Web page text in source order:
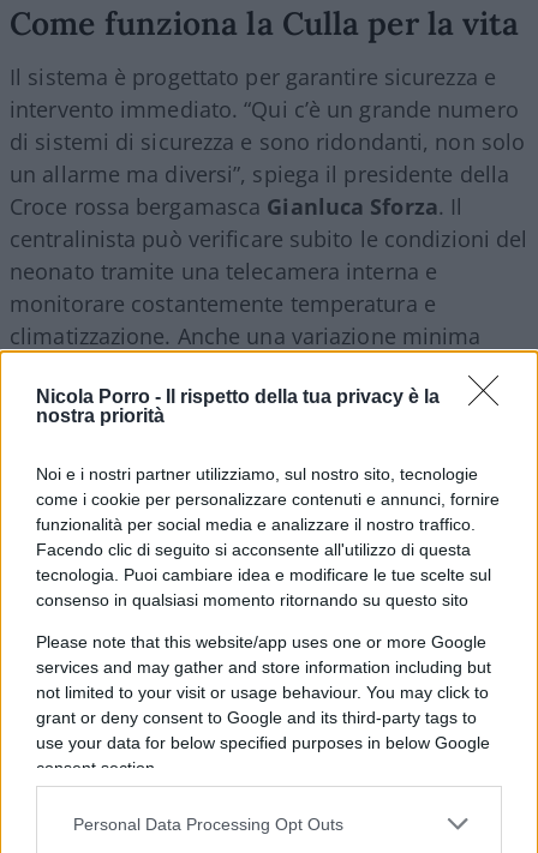
Nicola Porro -
Il rispetto della tua privacy è la
nostra priorità
Noi e i nostri partner utilizziamo, sul nostro sito, tecnologie
come i cookie per personalizzare contenuti e annunci, fornire
funzionalità per social media e analizzare il nostro traffico.
Facendo clic di seguito si acconsente all'utilizzo di questa
tecnologia. Puoi cambiare idea e modificare le tue scelte sul
consenso in qualsiasi momento ritornando su questo sito
Please note that this website/app uses one or more Google
services and may gather and store information including but
not limited to your visit or usage behaviour. You may click to
grant or deny consent to Google and its third-party tags to
use your data for below specified purposes in below Google
consent section.
Personal Data Processing Opt Outs
Come funziona la Culla per la vita
Il sistema è progettato per garantire sicurezza e
intervento immediato. “Qui c’è un grande numero
di sistemi di sicurezza e sono ridondanti, non solo
un allarme ma diversi”, spiega il presidente della
Croce rossa bergamasca Gianluca Sforza. Il
centralinista può verificare subito le condizioni del
neonato tramite una telecamera interna e
monitorare costantemente temperatura e
climatizzazione. Anche una variazione minima
Questa mattina sono scattati
contemporaneamente il campanello interno,
l’allarme sul computer dell’operatore e il sistema
di controllo video. La centralinista ha avvisato il
112, che ha attivato l’ambulanza più vicina: un
mezzo della stessa Croce rossa,
temporaneamente dislocato all’interno
dell’Accademia della Guardia di Finanza in largo
Barozzi per lavori nella sede principale.
ambulanza, automedica di Areu e una pattuglia